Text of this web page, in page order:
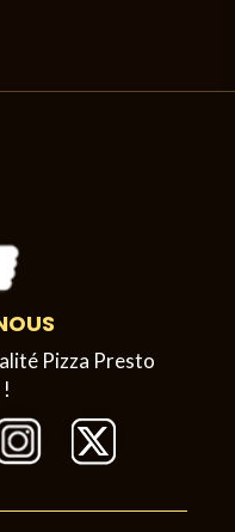
Pizza Presto